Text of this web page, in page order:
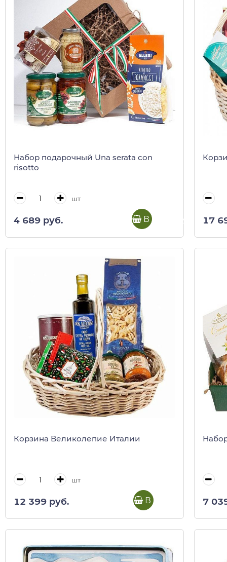
Набор подарочный Una serata con
risotto
шт
4 689 руб. В корзину 17
Корзина Великолепие Италии
шт
12 399 руб. В корзину 7